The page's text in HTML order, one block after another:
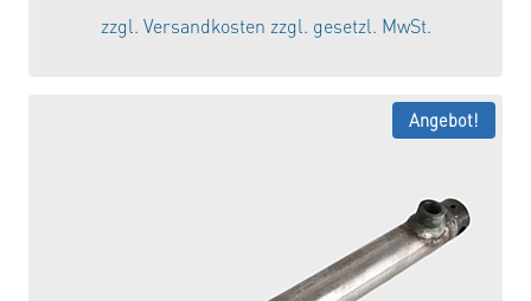
war:
127,21 €
zzgl. Versandkosten zzgl. gesetzl. MwSt.
Angebot!